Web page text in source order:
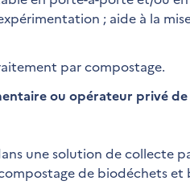
; aide à la
par compostage.
ou opérateur privé de
une solution de collecte
de biodéchets et